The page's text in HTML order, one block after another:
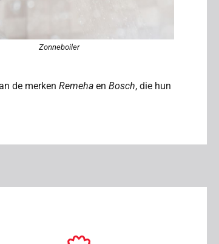
Zonneboiler
de merken Remehaen Bosch, die hun